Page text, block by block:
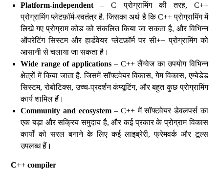
Platform-independent – C प्रोग्रामिंग की तरह, C++
प्रोग्रामिंग प्लेटफ़ॉर्म-स्वतंत्र है. जिसका अर्थ है कि C++ प्रोग्रामिंग में
लिखे गए प्रोग्राम कोड को संकलित किया जा सकता है, और विभिन्न
ऑपरेटिंग सिस्टम और हार्डवेयर प्लेटफ़ॉर्म पर सी++ प्रोग्रामिंग को
आसानी से चलाया जा सकता है।
Wide range of applications– C++ लैंग्वेज का उपयोग विभिन्न
क्षेत्रों में किया जाता है. जिसमें सॉफ्टवेयर विकास, गेम विकास, एम्बेडेड
सिस्टम, रोबोटिक्स, उच्च-प्रदर्शन कंप्यूटिंग, और बहुत कुछ प्रोग्रामिंग
कार्य शामिल हैं।
Community and ecosystem– C++ में सॉफ्टवेयर डेवलपर्स का
एक बड़ा और सक्रिय समुदाय है, और कई प्रकार के प्रोग्राम विकास
कार्यों को सरल बनाने के लिए कई लाइब्रेरी, फ्रेमवर्क और टूल्स
उपलब्ध हैं।
C++ compiler